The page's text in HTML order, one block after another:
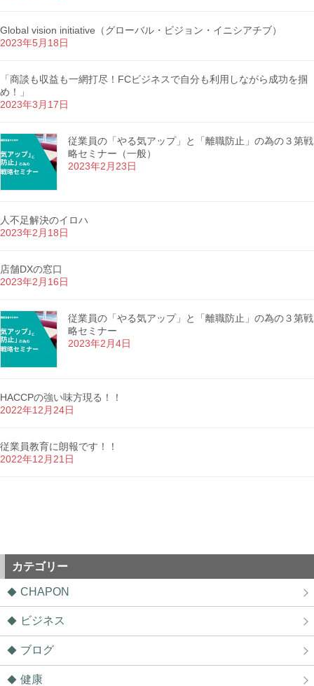
Global vision initiative（グローバル・ビジョン・イニシアチブ）
2023年5月18日
「商談も収益も一網打尽！FCビジネスで自分も利用しながら成功を掴
め！」
2023年3月17日
従業員の「やる気アップ」と「離職防止」の為の３第戦
略セミナー（一般）
2023年2月23日
人不足解決のイロハ
2023年2月18日
店舗DXの窓口
2023年2月16日
従業員の「やる気アップ」と「離職防止」の為の３第戦
略セミナー
2023年2月4日
HACCPの強い味方現る！！
2022年12月24日
従業員教育に朗報です！！
2022年12月21日
カテゴリー
CHAPON
ビジネス
ブログ
健康